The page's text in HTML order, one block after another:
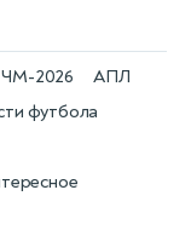
футбола
ЧМ-2026 АПЛ